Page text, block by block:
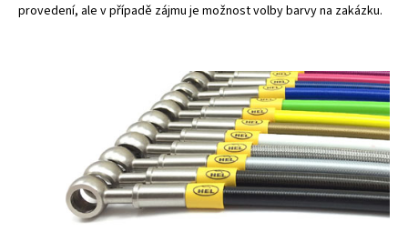
provedení, ale v případě zájmu je možnost volby barvy na zakázku.